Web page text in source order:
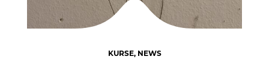
KURSE, NEWS